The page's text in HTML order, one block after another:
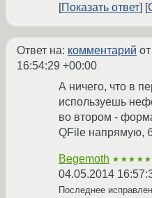
Показать ответ
Ответ на: комментарий
16:54:29 +00:00
А ничего, что в
используешь
во втором -
QFile напрямую,
Begemoth ★★★★★
04.05.2014
Последнее